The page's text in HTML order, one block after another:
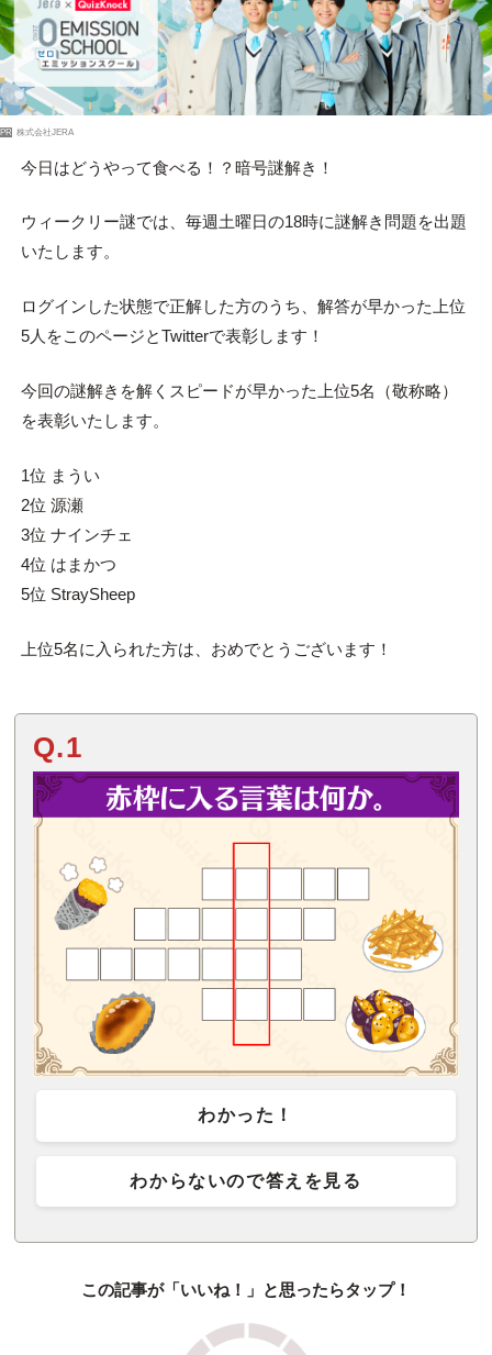
PR 株式会社JERA
今日はどうやって食べる！？暗号謎解き！
ウィークリー謎では、毎週土曜日の18時に謎解き問題を出題
いたします。
ログインした状態で正解した方のうち、解答が早かった上位
5人をこのページとTwitterで表彰します！
今回の謎解きを解くスピードが早かった上位5名（敬称略）
を表彰いたします。
1位 まうい
2位 源瀬
3位 ナインチェ
4位 はまかつ
5位 StraySheep
上位5名に入られた方は、おめでとうございます！
Q.1
わかった！
わからないので答えを見る
この記事が「いいね！」と思ったらタップ！